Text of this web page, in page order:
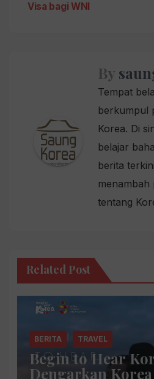
Visa bagi WNI
By
Tempat
berkumpul
Korea. Di
belajar
berita
menambah
tentang
Related Post
BERITA TRAVEL
Begin to Hear
Dengarkan